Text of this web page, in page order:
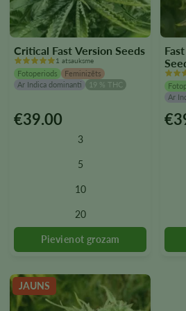
Critical Fast Version Seeds
1 atsauksme
Fotoperiods
Feminizēts
Ar Indica dominanti
19 % THC
€39.00
3
5
10
20
Šim
produkta
lapā
Ar
€
Šim
lapā
JAUNS